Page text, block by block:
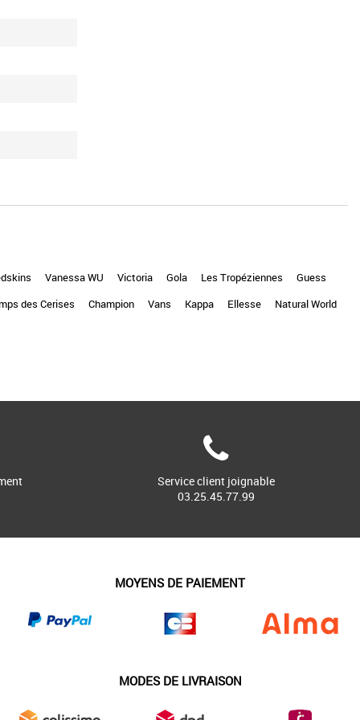
Vanessa WU Victoria Gola Les Tropéziennes
Guess
des Cerises Champion Vans Kappa Ellesse
Natural World
Service client joignable
03.25.45.77.99
MOYENS DE PAIEMENT
MODES DE LIVRAISON